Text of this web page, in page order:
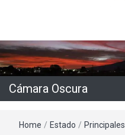
Cámara Oscura
Home / Estado / Principales